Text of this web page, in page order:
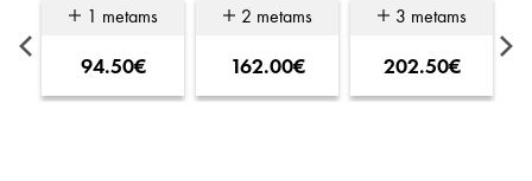
1 metams
94.50€
2 metams
162.00€
3 metams
202.50€